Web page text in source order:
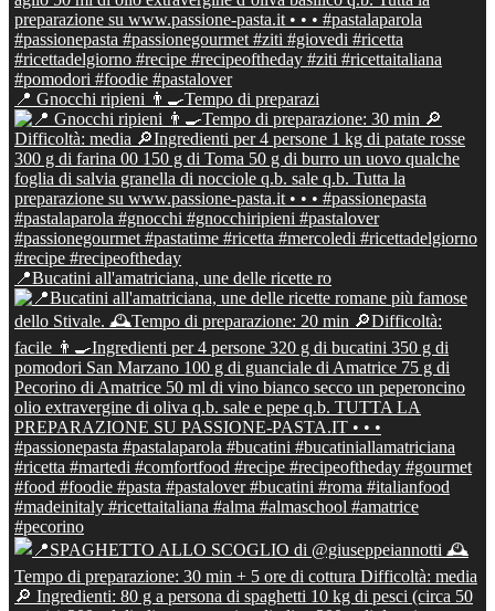
📍 Gnocchi ripieni 👨‍🍳Tempo di preparazi
📍Bucatini all'amatriciana, une delle ricette ro